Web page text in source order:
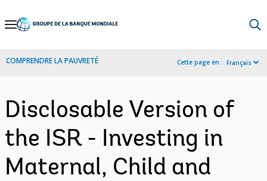
Skip
Navigation
COMPRENDRE LA PAUVRETÉ Cette page en : Français
Disclosable Version of
the ISR - Investing in
Maternal, Child and